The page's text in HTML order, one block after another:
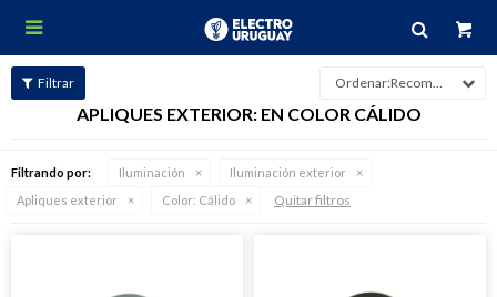

Recomendados
APLIQUES EXTERIOR: EN COLOR CÁLIDO
Filtrando por: Iluminación
Iluminación exterior
Apliques exterior
Color: Cálido Quitar filtros